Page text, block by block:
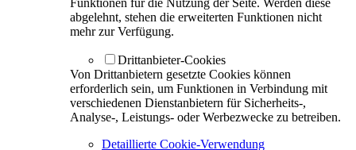
abgelehnt, stehen die erweiterten Funktionen nicht
mehr zur Verfügung.
Drittanbieter-Cookies
Von Drittanbietern gesetzte Cookies können
erforderlich sein, um Funktionen in Verbindung mit
verschiedenen Dienstanbietern für Sicherheits-,
Analyse-, Leistungs- oder Werbezwecke zu betreiben.
Detaillierte Cookie-Verwendung